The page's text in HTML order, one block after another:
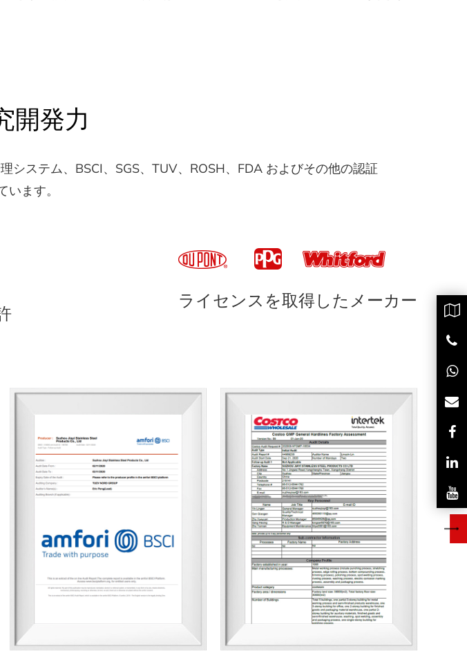
開発力
ステム、BSCI、SGS、TUV、ROSH、FDA およびその他の認証
います。
ライセンスを取得したメーカー